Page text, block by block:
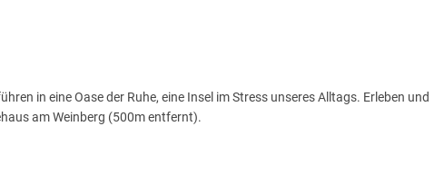
in eine Oase der Ruhe, eine Insel im Stress unseres Alltags. Erleben und
am Weinberg (500m entfernt).